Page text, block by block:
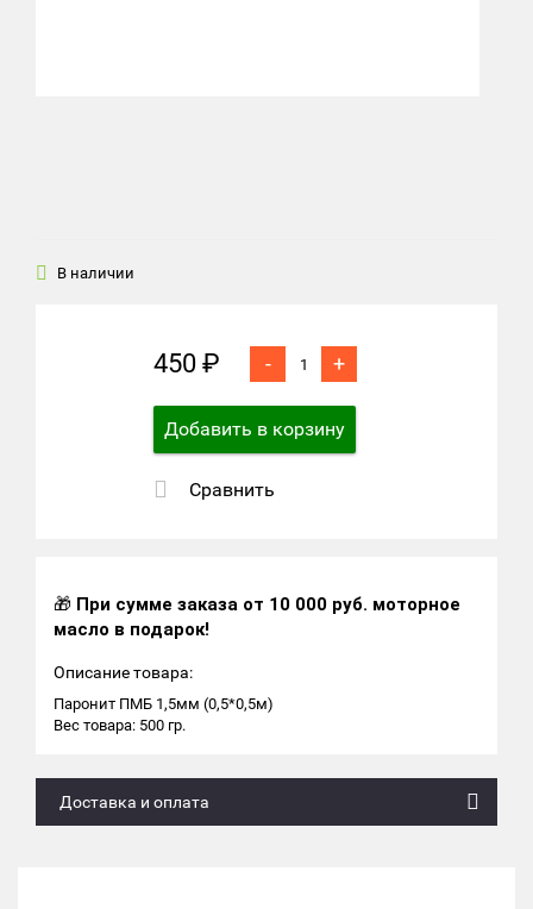
В наличии
450 ₽ - +
Добавить в корзину
Сравнить
🎁 При сумме заказа от 10 000 руб. моторное
масло в подарок!
Описание товара:
Паронит ПМБ 1,5мм (0,5*0,5м)
Вес товара: 500 гр.
Доставка и оплата